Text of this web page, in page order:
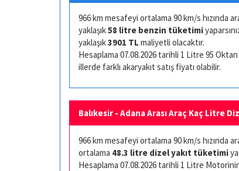
966 km mesafeyi ortalama 90 km/s hızında
yaklaşık58 litre benzin tüketimi
yaklaşık3901 TL maliyetli olacaktır.
Hesaplama 07.08.2026 tarihli 1 Litre 95 Oktan
illerde farklı akaryakıt satış fiyatı olabilir.
Balıkesir - Adana Arası Araç Kaç Litre
966 km mesafeyi ortalama 90 km/s hızında
ortalama 48.3 litre dizel yakıt tüketimi
Hesaplama 07.08.2026 tarihli 1 Litre Motorinin